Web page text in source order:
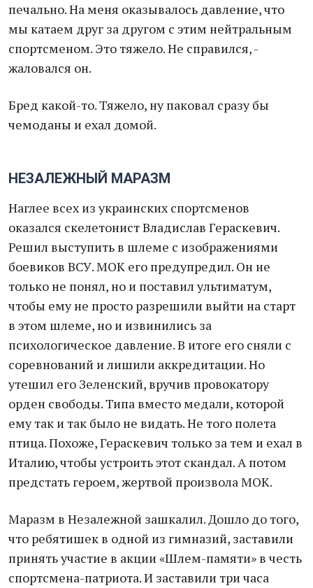
печально. На меня оказывалось давление, что
мы катаем друг за другом с этим нейтральным
спортсменом. Это тяжело. Не справился, -
жаловался он.
Бред какой-то. Тяжело, ну паковал сразу бы
чемоданы и ехал домой.
НЕЗАЛЕЖНЫЙ МАРАЗМ
Наглее всех из украинских спортсменов
оказался скелетонист Владислав Гераскевич.
Решил выступить в шлеме с изображениями
боевиков ВСУ. МОК его предупредил. Он не
только не понял, но и поставил ультиматум,
чтобы ему не просто разрешили выйти на старт
в этом шлеме, но и извинились за
психологическое давление. В итоге его сняли с
соревнований и лишили аккредитации. Но
утешил его Зеленский, вручив провокатору
орден свободы. Типа вместо медали, которой
ему так и так было не видать. Не того полета
птица. Похоже, Гераскевич только за тем и ехал в
Италию, чтобы устроить этот скандал. А потом
предстать героем, жертвой произвола МОК.
Маразм в Незалежной зашкалил. Дошло до того,
что ребятишек в одной из гимназий, заставили
принять участие в акции «Шлем-памяти» в честь
спортсмена-патриота. И заставили три часа